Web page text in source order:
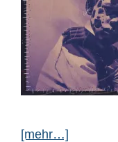
[mehr…]